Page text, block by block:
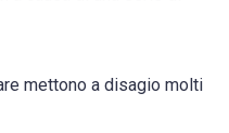
mettono a disagio molti